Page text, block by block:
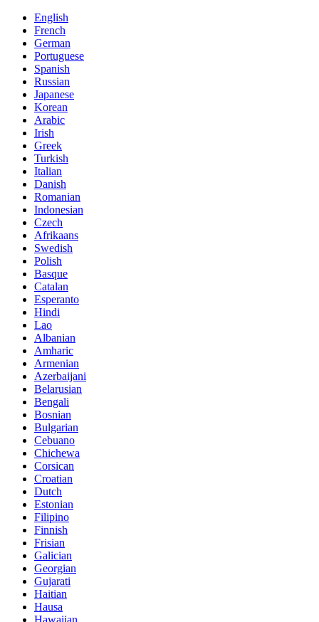
English
French
German
Portuguese
Spanish
Russian
Japanese
Korean
Arabic
Irish
Greek
Turkish
Italian
Danish
Romanian
Indonesian
Czech
Afrikaans
Swedish
Polish
Basque
Catalan
Esperanto
Hindi
Lao
Albanian
Amharic
Armenian
Azerbaijani
Belarusian
Bengali
Bosnian
Bulgarian
Cebuano
Chichewa
Corsican
Croatian
Dutch
Estonian
Filipino
Finnish
Frisian
Galician
Georgian
Gujarati
Haitian
Hausa
Hawaiian